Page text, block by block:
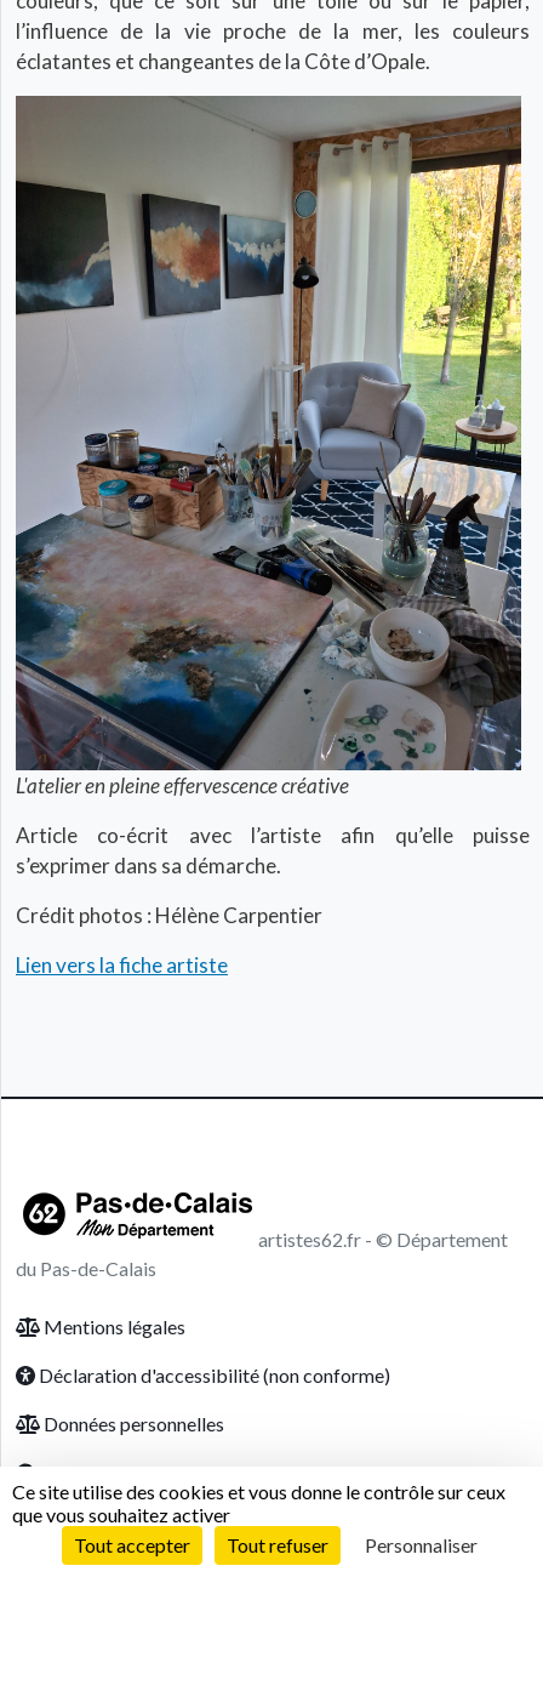
l’influence de la vie proche de la mer, les couleurs
éclatantes et changeantes de la Côte d’Opale.
L'atelier en pleine effervescence créative
Article co-écrit avec l’artiste afin qu’elle puisse
s’exprimer dans sa démarche.
Crédit photos : Hélène Carpentier
Lien vers la fiche artiste
artistes62.fr - © Département
du Pas-de-Calais
Footer menu
Mentions légales
Déclaration d'accessibilité (non conforme)
Données personnelles
Ce site utilise des cookies et vous donne le contrôle sur ceux
que vous souhaitez activer
Tout accepter
Tout refuser Personnaliser